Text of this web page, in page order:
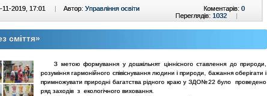
11-2019, 17:01 | Автор: Управління освіти Коментарів: 0
Переглядів: 1032 |
сміття»
З метою формування у дошкільнят ціннісного ставлення до природи,
розуміння гармонійного співіснування людини і природи, бажання оберігати і
примножувати природні багатства рідного краю у ЗДО№22 було проведено
ряд заходів з екологічного виховання.